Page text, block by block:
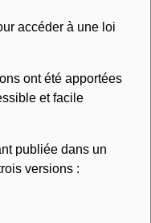
accéder à une loi
ont été apportées
et facile
publiée dans un
versions :